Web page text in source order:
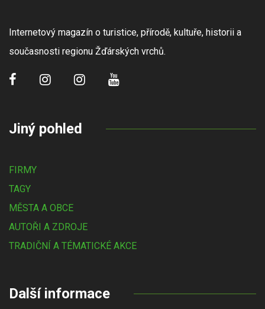
Internetový magazín o turistice, přírodě, kultuře, historii a
současnosti regionu Žďárských vrchů.
Jiný pohled
FIRMY
TAGY
MĚSTA A OBCE
AUTOŘI A ZDROJE
TRADIČNÍ A TÉMATICKÉ AKCE
Další informace